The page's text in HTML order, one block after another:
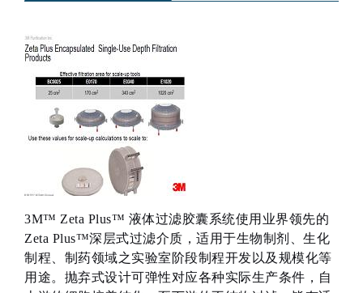
3M™ Zeta Plus™ 液体过滤胶囊系统使用业界领先的
Zeta Plus™深层式过滤介质，适用于生物制剂、生化
制程、制药领域之实验室阶段制程开发以及规模化等
用途。抛弃式设计可弹性对应各种实际生产条件，自